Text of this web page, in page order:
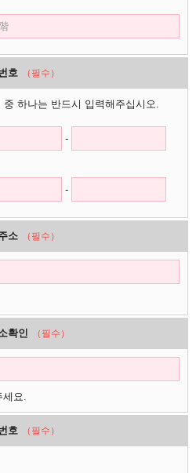
호 （필수）
중 하나는 반드시 입력해주십시오.
-
-
소 （필수）
확인 （필수）
세요.
호 （필수）